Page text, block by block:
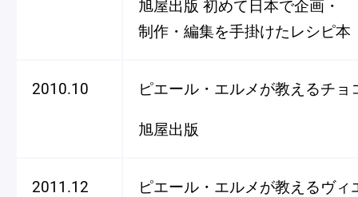
旭屋出版 初めて日本で企画・
制作・編集を手掛けたレシピ本
2010.10 ピエール・エルメが教えるチョ
旭屋出版
2011.12 ピエール・エルメが教えるヴィ